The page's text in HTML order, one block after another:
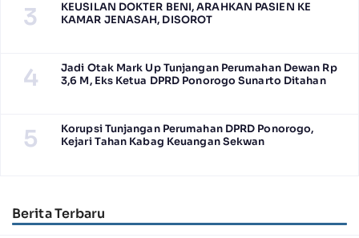
3
KEUSILAN DOKTER BENI, ARAHKAN PASIEN KE
KAMAR JENASAH, DISOROT
4
Jadi Otak Mark Up Tunjangan Perumahan Dewan Rp
3,6 M, Eks Ketua DPRD Ponorogo Sunarto Ditahan
5
Korupsi Tunjangan Perumahan DPRD Ponorogo,
Kejari Tahan Kabag Keuangan Sekwan
Berita Terbaru